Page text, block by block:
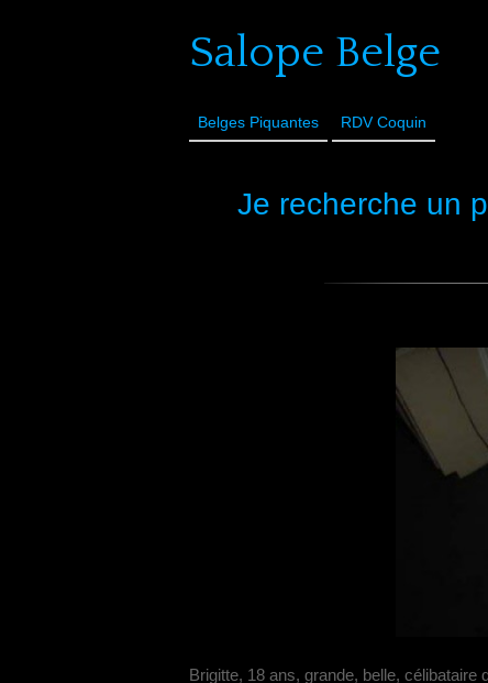
Salope Belge
Belges Piquantes RDV Coquin
Je recherche un
Brigitte, 18 ans, grande, belle,